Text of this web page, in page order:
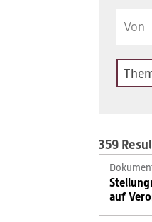
359
auf